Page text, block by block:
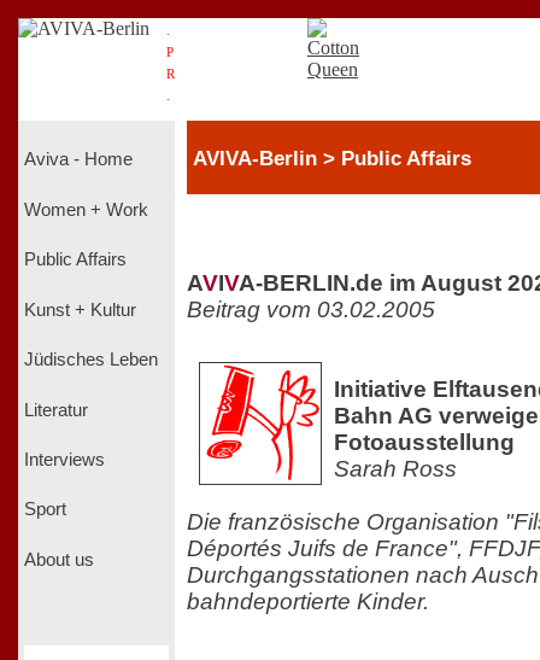
P
R
Aviva - Home
Women + Work
Public Affairs
Kunst + Kultur
Jüdisches Leben
Literatur
Interviews
Sport
About us
AVIVA-Berlin > Public Affairs
AVIVA-BERLIN.de im August
Beitrag vom 03.02.2005
Initiative
Bahn AG
Fotoausstellung
Sarah Ross
Die französische Organisation
Déportés Juifs de France",
Durchgangsstationen nach
bahndeportierte Kinder.